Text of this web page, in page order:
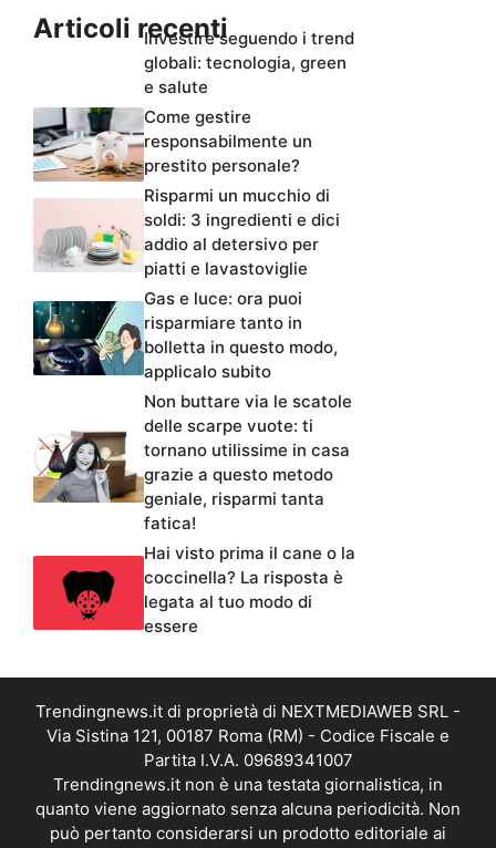
Articoli recentiInvestire seguendo i trend
globali: tecnologia, green
e salute
Come gestire
responsabilmente un
prestito personale?
Risparmi un mucchio di
soldi: 3 ingredienti e dici
addio al detersivo per
piatti e lavastoviglie
Gas e luce: ora puoi
risparmiare tanto in
bolletta in questo modo,
applicalo subito
Non buttare via le scatole
delle scarpe vuote: ti
tornano utilissime in casa
grazie a questo metodo
geniale, risparmi tanta
fatica!
Hai visto prima il cane o la
coccinella? La risposta è
legata al tuo modo di
essere
Trendingnews.it di proprietà di NEXTMEDIAWEB SRL -
Via Sistina 121, 00187 Roma (RM) - Codice Fiscale e
Partita I.V.A. 09689341007
Trendingnews.it non è una testata giornalistica, in
quanto viene aggiornato senza alcuna periodicità. Non
può pertanto considerarsi un prodotto editoriale ai